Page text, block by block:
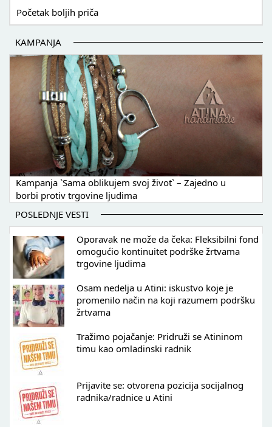
Početak boljih priča
KAMPANJA
Kampanja `Sama oblikujem svoj život` – Zajedno u
borbi protiv trgovine ljudima
POSLEDNJE VESTI
Oporavak ne može da čeka: Fleksibilni fond
omogućio kontinuitet podrške žrtvama
trgovine ljudima
Osam nedelja u Atini: iskustvo koje je
promenilo način na koji razumem podršku
žrtvama
Tražimo pojačanje: Pridruži se Atininom
timu kao omladinski radnik
Prijavite se: otvorena pozicija socijalnog
radnika/radnice u Atini